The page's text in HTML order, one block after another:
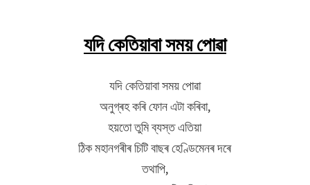
যদি কেতিয়াবা সময় পোৱা
যদি কেতিয়াবা সময় পোৱা
অনুগ্ৰহ কৰি ফোন এটা কৰিবা,
হয়তো তুমি ব্যস্ত এতিয়া
ঠিক মহানগৰীৰ চিটি বাছৰ হেণ্ডিমেনৰ দৰে
তথাপি,